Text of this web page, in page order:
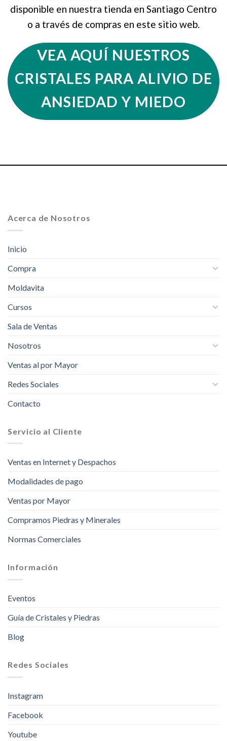
disponible en nuestra tienda en Santiago Centro
o a través de compras en este sitio web.
VEA AQUÍ NUESTROS
CRISTALES PARA ALIVIO DE
ANSIEDAD Y MIEDO
Acerca de Nosotros
Inicio
Compra
Moldavita
Cursos
Sala de Ventas
Nosotros
Ventas al por Mayor
Redes Sociales
Contacto
Servicio al Cliente
Ventas en Internet y Despachos
Modalidades de pago
Ventas por Mayor
Compramos Piedras y Minerales
Normas Comerciales
Información
Eventos
Guía de Cristales y Piedras
Blog
Redes Sociales
Instagram
Facebook
Youtube